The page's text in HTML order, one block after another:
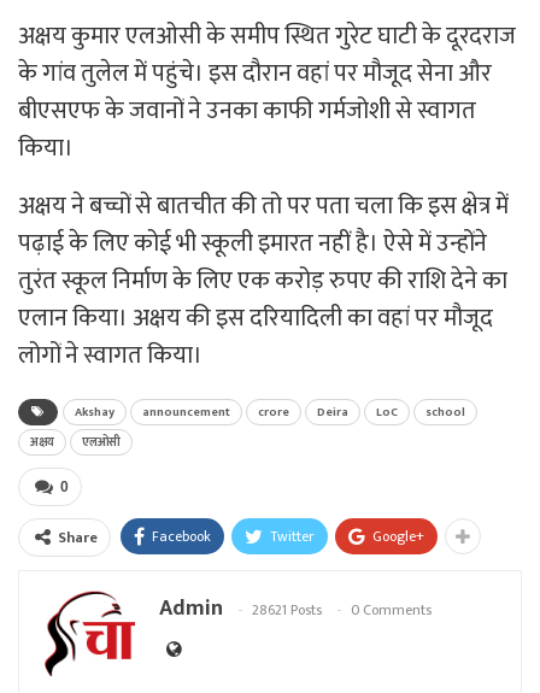
अक्षय कुमार एलओसी के समीप स्थित गुरेट घाटी के दूरदराज
के गांव तुलेल में पहुंचे। इस दौरान वहां पर मौजूद सेना और
बीएसएफ के जवानों ने उनका काफी गर्मजोशी से स्वागत
किया।
अक्षय ने बच्चों से बातचीत की तो पर पता चला कि इस क्षेत्र में
पढ़ाई के लिए कोई भी स्कूली इमारत नहीं है। ऐसे में उन्होंने
तुरंत स्कूल निर्माण के लिए एक करोड़ रुपए की राशि देने का
एलान किया। अक्षय की इस दरियादिली का वहां पर मौजूद
लोगों ने स्वागत किया।
Akshay announcement crore Deira LoC
school
अक्षय
एलओसी
0
Share Facebook Twitter Google+
Admin 28621 Posts 0 Comments